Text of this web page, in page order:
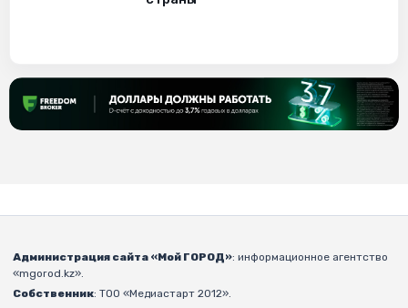
Администрация сайта «Мой ГОРОД»: информационное агентство
«mgorod.kz».
Собственник: ТОО «Медиастарт 2012».